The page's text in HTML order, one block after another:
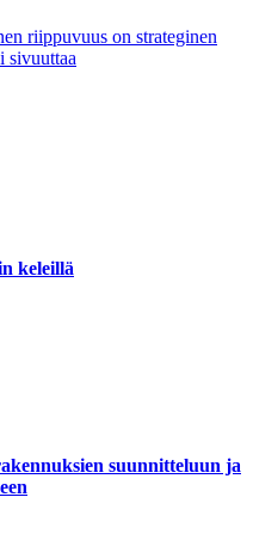
riippuvuus on strateginen
sivuuttaa
keleillä
suunnitteluun ja